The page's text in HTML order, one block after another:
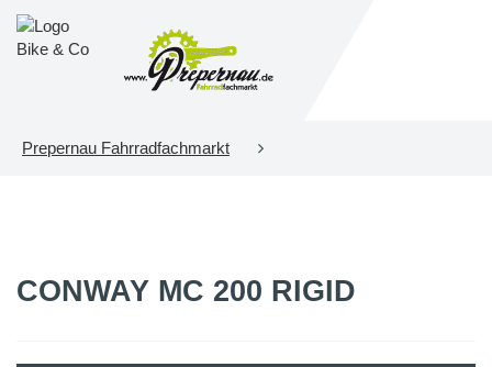
Prepernau Fahrradfachmarkt
CONWAY MC 200 RIGID